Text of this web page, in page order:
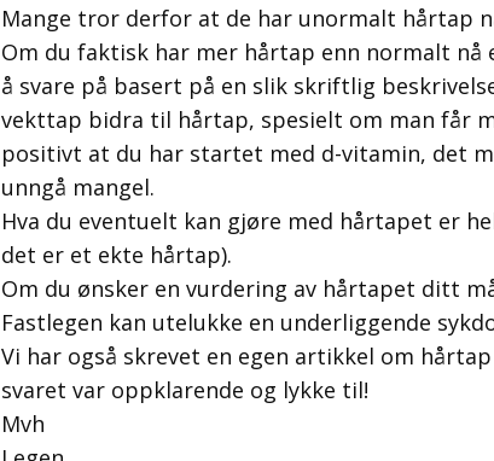
Mange tror derfor at de har unormalt hårtap
Om du faktisk har mer hårtap enn normalt nå
å svare på basert på en slik skriftlig
vekttap bidra til hårtap, spesielt om man får
positivt at du har startet med d-vitamin, det
unngå mangel.
Hva du eventuelt kan gjøre med hårtapet er
det er et ekte hårtap).
Om du ønsker en vurdering av hårtapet ditt
Fastlegen kan utelukke en underliggende
Vi har også skrevet en egen artikkel om
svaret var oppklarende og lykke til!
Mvh